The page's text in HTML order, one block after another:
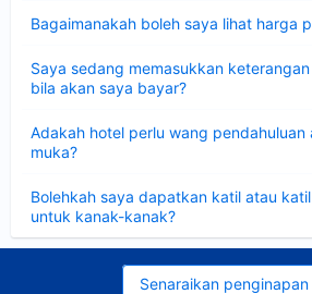
Bagaimanakah boleh saya lihat harga
Saya sedang memasukkan
bila akan saya bayar?
Adakah hotel perlu wang pendahuluan
muka?
Bolehkah saya dapatkan katil atau
untuk kanak-kanak?
Senaraikan penginapan